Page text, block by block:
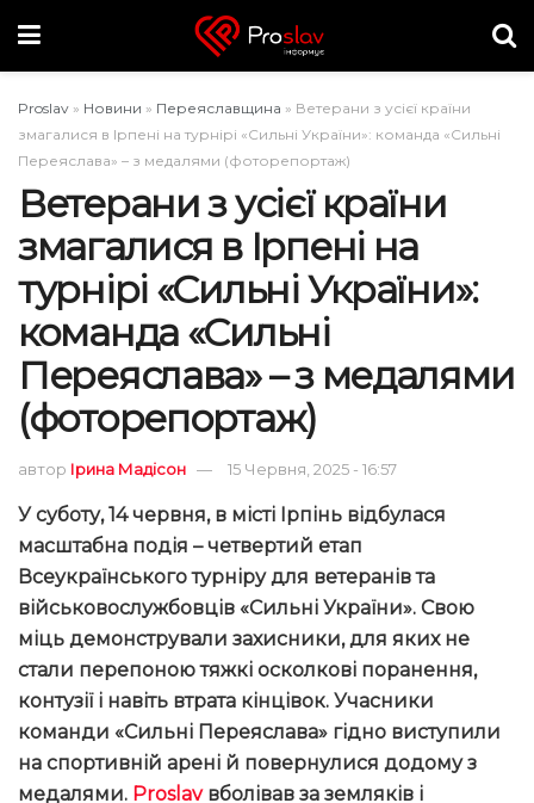
Proslav » Новини » Переяславщина » Ветерани з усієї країни
змагалися в Ірпені на турнірі «Сильні України»: команда «Сильні
Переяслава» – з медалями (фоторепортаж)
Ветерани з усієї країни
змагалися в Ірпені на
турнірі «Сильні України»:
команда «Сильні
Переяслава» – з медалями
(фоторепортаж)
автор Ірина Мадісон 15 Червня, 2025 - 16:57
У суботу, 14 червня, в місті Ірпінь відбулася
масштабна подія – четвертий етап
Всеукраїнського турніру для ветеранів та
військовослужбовців «Сильні України». Свою
міць демонстрували захисники, для яких не
стали перепоною тяжкі осколкові поранення,
контузії і навіть втрата кінцівок. Учасники
команди «Сильні Переяслава» гідно виступили
на спортивній арені й повернулися додому з
медалями. Proslavвболівав за земляків і